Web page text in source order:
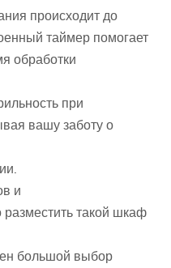
происходит до
таймер помогает
обработки
при
вашу заботу о
и
такой шкаф
большой выбор